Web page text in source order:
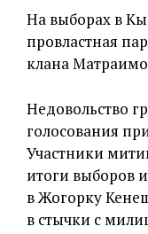
На выборах в
провластная
клана
Недовольство
голосования
Участники
итоги выборов
в Жогорку
в стычки с